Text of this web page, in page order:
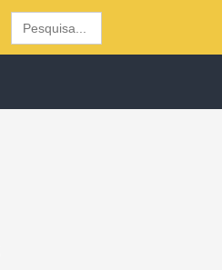
Search
for: